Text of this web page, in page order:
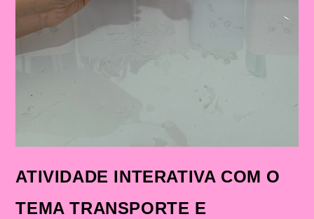
ATIVIDADE INTERATIVA COM O
TEMA TRANSPORTE E